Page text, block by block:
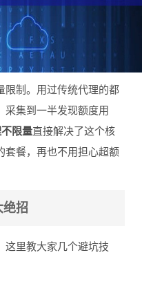
限制。用过传统代理的都
采集到一半发现额度用
限量直接解决了这个核
套餐，再也不用担心超额
绝招
这里教大家几个避坑技